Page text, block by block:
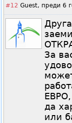
#12 Guest, преди 6
За
да
или